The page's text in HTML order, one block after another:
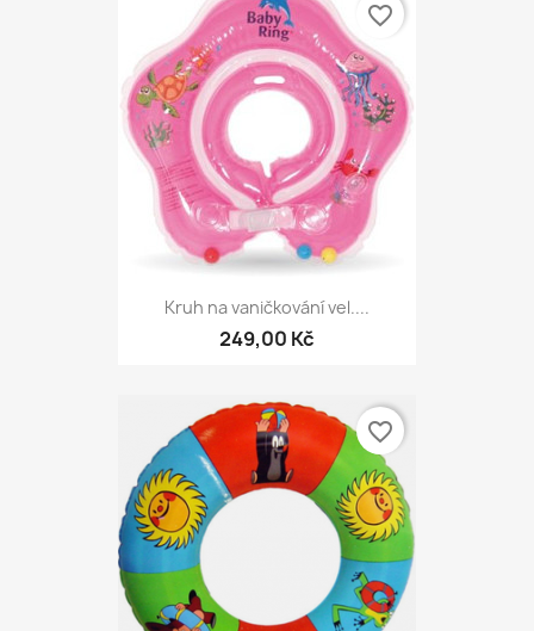
Kruh na vaničkování vel....
249,00 Kč
favorite_border
favorite_border